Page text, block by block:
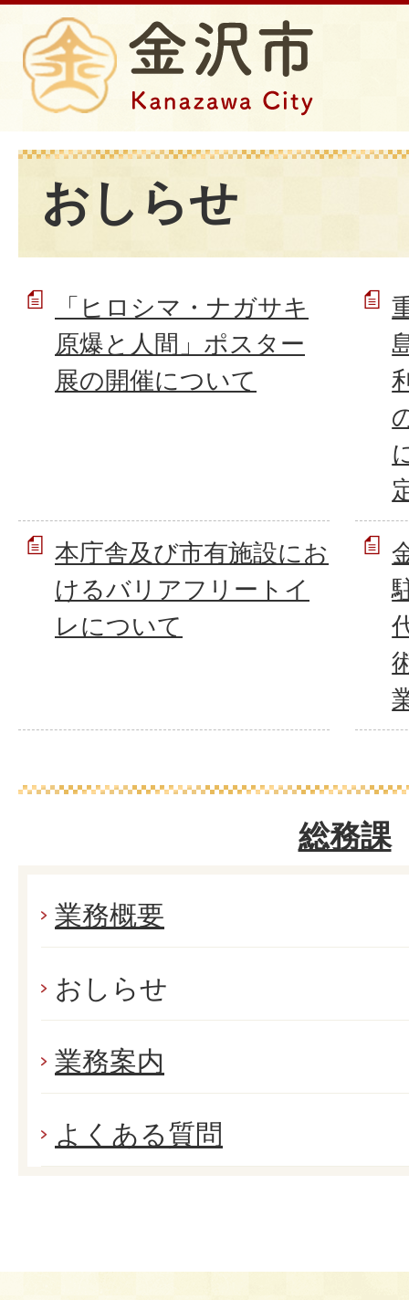
おしらせ
「ヒロシマ・ナガサキ
原爆と人間」ポスター
展の開催について
本庁舎及び市有施設にお
けるバリアフリートイ
レについて
総務課
業務概要
おしらせ
業務案内
よくある質問